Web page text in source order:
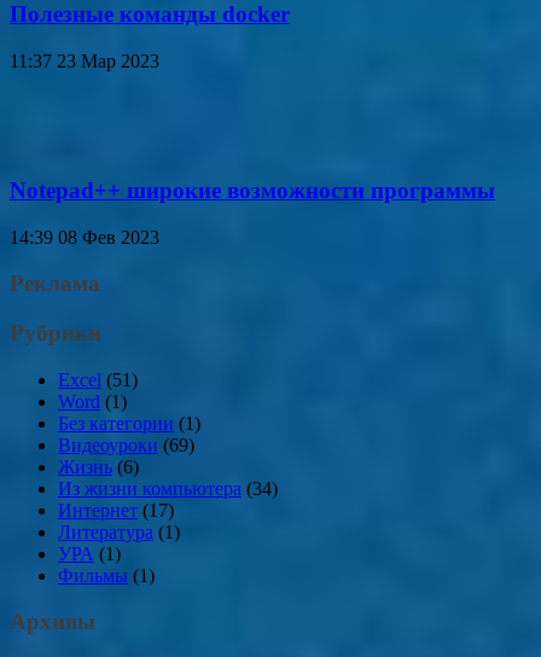
Полезные команды docker
11:37 23 Мар 2023
Notepad++ широкие возможности программы
14:39 08 Фев 2023
Реклама
Рубрики
Excel (51)
Word (1)
Без категории (1)
Видеоуроки (69)
Жизнь (6)
Из жизни компьютера (34)
Интернет (17)
Литература (1)
УРА (1)
Фильмы (1)
Архивы